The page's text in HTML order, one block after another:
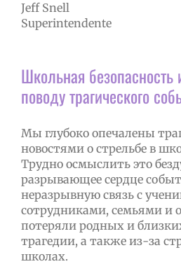
Jeff Snell
Superintendente
Школьная безопасность
поводу трагического
Мы глубоко опечалены
новостями о стрельбе в
Трудно осмыслить это
разрывающее сердце
неразрывную связь с
сотрудниками, семьями и
потеряли родных и
трагедии, а также из-за
школах.